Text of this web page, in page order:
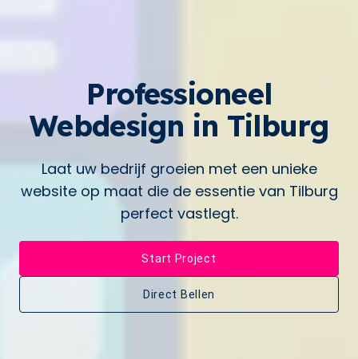
Professioneel
Webdesign in Tilburg
Laat uw bedrijf groeien met een unieke
website op maat die de essentie van Tilburg
perfect vastlegt.
Start Project
Direct Bellen